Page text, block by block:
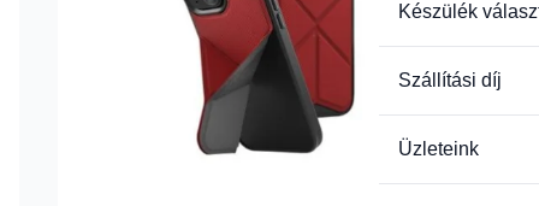
Készülék
Szállítási díj
Üzleteink